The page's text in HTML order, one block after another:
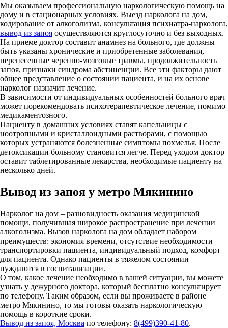
Мы оказываем профессиональную наркологическую помощь на
дому и в стационарных условиях. Выезд нарколога на дом,
кодирование от алкоголизма, консультация психиатра-нарколога,
вывод из запоя осуществляются круглосуточно и без выходных.
На приеме доктор составит анамнез на больного, где должны
быть указаны хронические и приобретенные заболевания,
перенесенные черепно-мозговые травмы, продолжительность
запоя, признаки синдрома абстиненции. Все эти факторы дают
общее представление о состоянии пациента, и на их основе
нарколог назначит лечение.
В зависимости от индивидуальных особенностей больного врач
может порекомендовать психотерапевтическое лечение, помимо
медикаментозного.
Пациенту в домашних условиях ставят капельницы с
ноотропными и кристаллоидными растворами, с помощью
которых устраняются болезненные симптомы похмелья. После
детоксикации больному становится легче. Перед уходом доктор
оставит таблетированные лекарства, необходимые пациенту на
несколько дней.
Вывод из запоя у метро Мякинино
Нарколог на дом – разновидность оказания медицинской
помощи, получившая широкое распространение при лечении
алкоголизма. Вызов нарколога на дом обладает набором
преимуществ: экономия времени, отсутствие необходимости
транспортировки пациента, индивидуальный подход, комфорт
для пациента. Однако пациенты в тяжелом состоянии
нуждаются в госпитализации.
О том, какое лечение необходимо в вашей ситуации, вы можете
узнать у дежурного доктора, который бесплатно консультирует
по телефону. Таким образом, если вы проживаете в районе
метро Мякинино, то мы готовы оказать наркологическую
помощь в короткие сроки.
Вывод из запоя, Москва по телефону: 8(499)390-41-80.